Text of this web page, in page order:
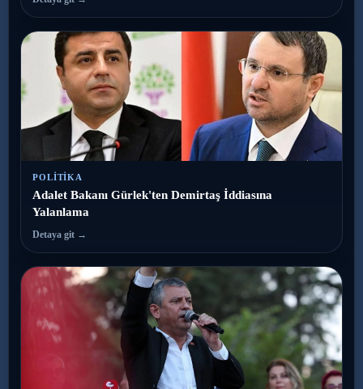
POLITIKA
Adalet Bakanı Gürlek'ten Demirtaş İddiasına
Yalanlama
Detaya git →